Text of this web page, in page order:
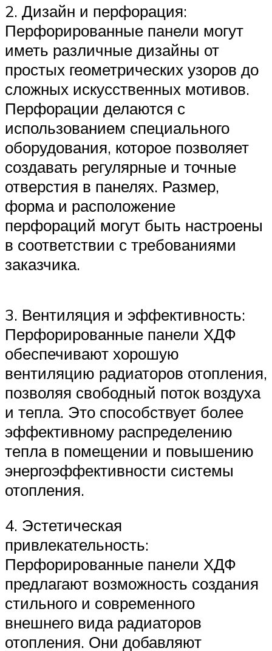
2. Дизайн и перфорация:
Перфорированные панели могут
иметь различные дизайны от
простых геометрических узоров до
сложных искусственных мотивов.
Перфорации делаются с
использованием специального
оборудования, которое позволяет
создавать регулярные и точные
отверстия в панелях. Размер,
форма и расположение
перфораций могут быть настроены
в соответствии с требованиями
заказчика.
3. Вентиляция и эффективность:
Перфорированные панели ХДФ
обеспечивают хорошую
вентиляцию радиаторов отопления,
позволяя свободный поток воздуха
и тепла. Это способствует более
эффективному распределению
тепла в помещении и повышению
энергоэффективности системы
отопления.
4. Эстетическая
привлекательность:
Перфорированные панели ХДФ
предлагают возможность создания
стильного и современного
внешнего вида радиаторов
отопления. Они добавляют